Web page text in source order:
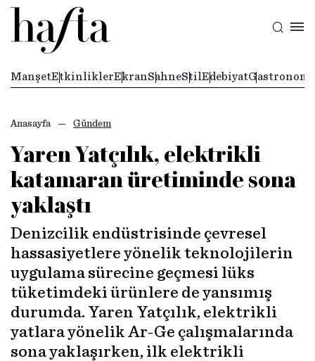
ManşetEtkinliklerEkranSahneStil EdebiyatGastronomi
Anasayfa Gündem
Yaren Yatçılık, elektrikli
katamaran üretiminde sona
yaklaştı
Denizcilik endüstrisinde çevresel
hassasiyetlere yönelik teknolojilerin
uygulama sürecine geçmesi lüks
tüketimdeki ürünlere de yansımış
durumda. Yaren Yatçılık, elektrikli
yatlara yönelik Ar-Ge çalışmalarında
sona yaklaşırken, ilk elektrikli